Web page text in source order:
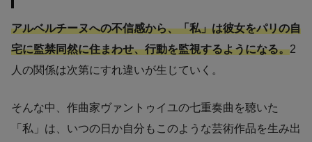
アルベルチーヌへの不信感から、「私」は彼女をパリの自
宅に監禁同然に住まわせ、行動を監視するようになる。2
人の関係は次第にすれ違いが生じていく。
そんな中、作曲家ヴァントゥイユの七重奏曲を聴いた
「私」は、いつの日か自分もこのような芸術作品を生み出